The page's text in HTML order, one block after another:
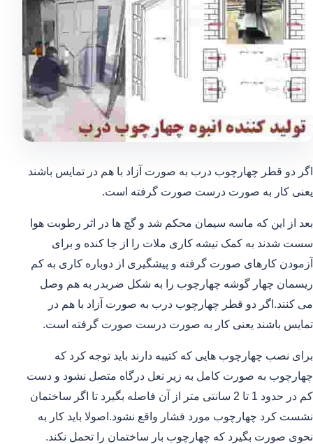
اگر دو قطر چهارچوب درب به صورت آزاد با هم در تمایس باشند
یعنی کار به صورت درست صورت گرفته است.
بعد از این که ماسه سیمان محکم شد و گچ ها در اثر رطوبت هوا
سست شدند به کمک تیشه کاری ملات را از جا کنده و برای
آزمودن کارهای صورت گرفته و پیشگیری از دوباره کاری به کم
ریسمان چهار گوشه چهارچوب را به شکل ضربدر به هم وصل
می کنند.اگر دو قطر چهارچوب درب به صورت آزاد با هم در
تمایس باشند یعنی کار به صورت درست صورت گرفته است.
برای نصب چهارچوب هایی که کتیبه دارند باید توجه کرد که
چهارچوب به صورت کامل به زیر نعل درگاه متصل نشود و دست
کم در حدود 1 تا 2 سانتی متر از آن فاصله بگیرد تا اگر ساختمان
نشست کرد چهارچوب مورد فشار واقع نشود.اصولا باید کار به
نحوی صورت بگیرد که چهارچوب بار ساختمان را تحمل نکند.